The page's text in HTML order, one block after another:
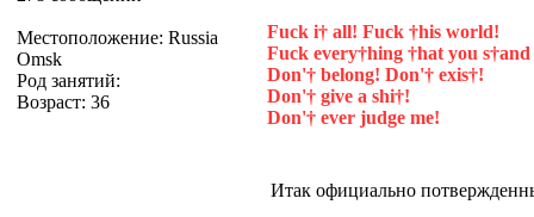
Местоположение: Russia
Omsk
Род занятий:
Возраст: 36
Fuck i† all! Fuck †his world!
Fuck every†hing †hat you
Don'† belong! Don'† exis†!
Don'† give a shi†!
Don'† ever judge me!
Итак официально